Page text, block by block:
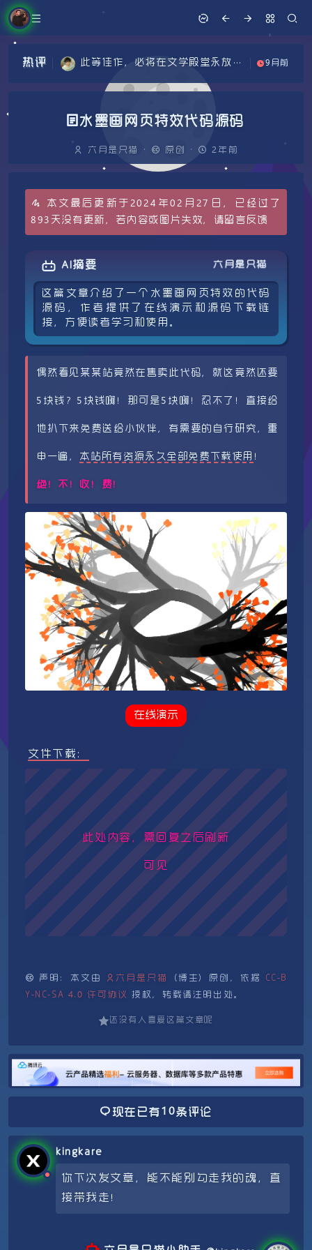
热评
2年前
魂，直接带我走！
此等佳作，必将在文学殿堂永放光
芒。
9月前
没忍住就被你的文章吸引，真不好
你下次发文章，能不能别勾走我的
水墨画网页特效代码源码
六月是只猫 · 原创 · 2年前
本文最后更新于2024年02月27日，已经过了
893天没有更新，若内容或图片失效，请留言反馈
AI摘要 六月是只猫
这篇文章介绍了一个水墨画网页特效的代码
源码，作者提供了在线演示和源码下载链
接，方便读者学习和使用。
偶然看见某某站竟然在售卖此代码，就这竟然还要
5块钱？5块钱啊！那可是5块啊！忍不了！直接给
他扒下来免费送给小伙伴，有需要的自行研究，重
申一遍， 本站所有资源永久全部免费下载使用 ！
绝！不！收！费！
在线演示
文件下载：
此处内容，需回复之后刷新
可见
声明：本文由 六月是只猫 （博主）原创，依据
CC-B
Y-NC-SA 4.0 许可协议
授权，转载请注明出处。
还没有人喜爱这篇文章呢
现在已有 10条评论
kingkare
你下次发文章，能不能别勾走我的魂，直
接带我走！